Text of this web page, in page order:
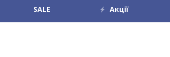
SALE Акції